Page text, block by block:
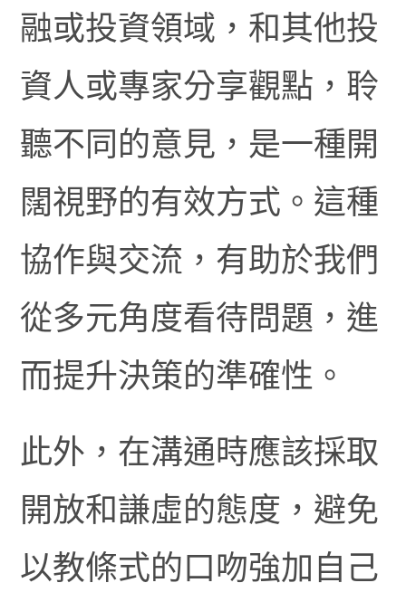
融或投資領域，和其他投
資人或專家分享觀點，聆
聽不同的意見，是一種開
闊視野的有效方式。這種
協作與交流，有助於我們
從多元角度看待問題，進
而提升決策的準確性。
此外，在溝通時應該採取
開放和謙虛的態度，避免
以教條式的口吻強加自己